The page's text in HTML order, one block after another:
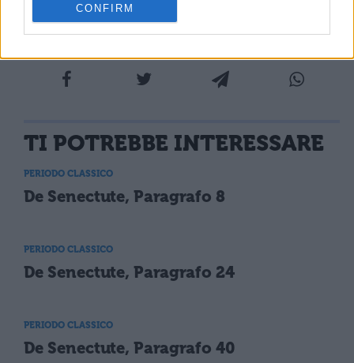
CONFIRM
TI POTREBBE INTERESSARE
PERIODO CLASSICO
De Senectute, Paragrafo 8
PERIODO CLASSICO
De Senectute, Paragrafo 24
PERIODO CLASSICO
De Senectute, Paragrafo 40